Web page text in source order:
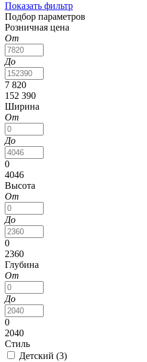
Показать фильтр
Подбор параметров
Розничная цена
От
До
7 820
152 390
Ширина
От
До
0
4046
Высота
От
До
0
2360
Глубина
От
До
0
2040
Стиль
Детский (3)